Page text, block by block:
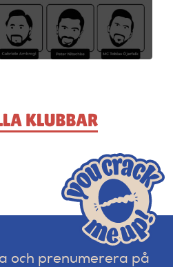
KLUBBAR
och prenumerera på